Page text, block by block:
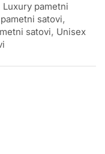
Luxury pametni
satovi,
satovi, Unisex